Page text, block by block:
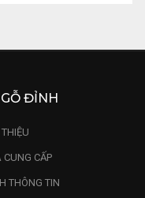
ĐỈNH
CUNG CẤP
THÔNG TIN